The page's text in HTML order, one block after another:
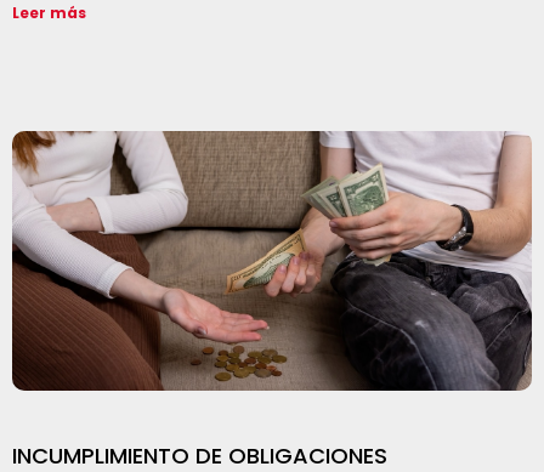
Leer más
INCUMPLIMIENTO DE OBLIGACIONES